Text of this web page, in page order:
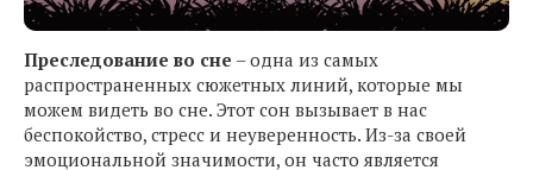
Преследование во сне – одна из самых
распространенных сюжетных линий, которые мы
можем видеть во сне. Этот сон вызывает в нас
беспокойство, стресс и неуверенность. Из-за своей
эмоциональной значимости, он часто является